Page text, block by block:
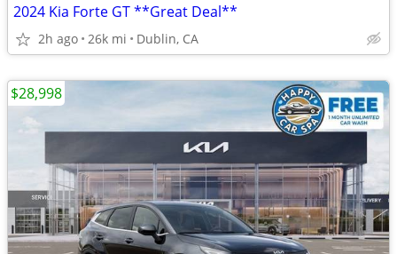
2024 Kia Forte GT **Great Deal**
2h ago 26k mi Dublin, CA
$28,998